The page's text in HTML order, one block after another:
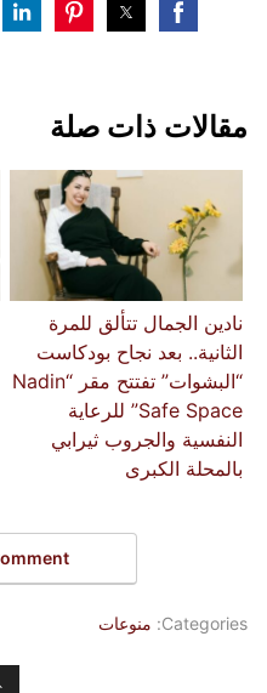
مقالات ذات صلة
نادين الجمال تتألق للمرة
الثانية.. بعد نجاح بودكاست
“البشوات” تفتتح مقر “Nadin
Safe Space” للرعاية
النفسية والجروب ثيرابي
بالمحلة الكبرى
Categories: منوعات